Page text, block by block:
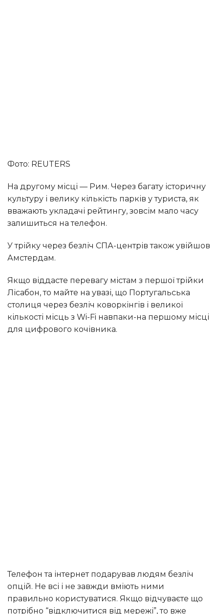
фото: REUTERS
На другому місці — Рим. Через багату історичну
культуру і велику кількість парків у туриста, як
вважають укладачі рейтингу, зовсім мало часу
залишиться на телефон.
У трійку через безліч СПА-центрів також увійшов
Амстердам.
Якщо віддасте перевагу містам з першої трійки
Лісабон, то майте на увазі, що Португальська
столиця через безліч коворкінгів і великої
кількості місць з Wi-Fi навпаки-на першому місці
для цифрового кочівника.
Телефон та інтернет подарував людям безліч
опцій. Не всі і не завжди вміють ними
правильно користуватися. Якщо відчуваєте що
потрібно “відключитися від мережі”, то вже